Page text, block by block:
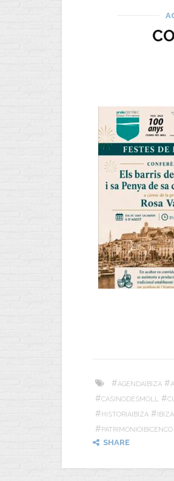
#AGENDAIBIZA #
#CASINODESMOLL #
#HISTORIAIBIZA #IBIZA
#PATRIMONIOIBICENCO
SHARE